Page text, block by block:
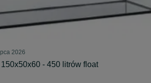
2026
- 450 litrów float